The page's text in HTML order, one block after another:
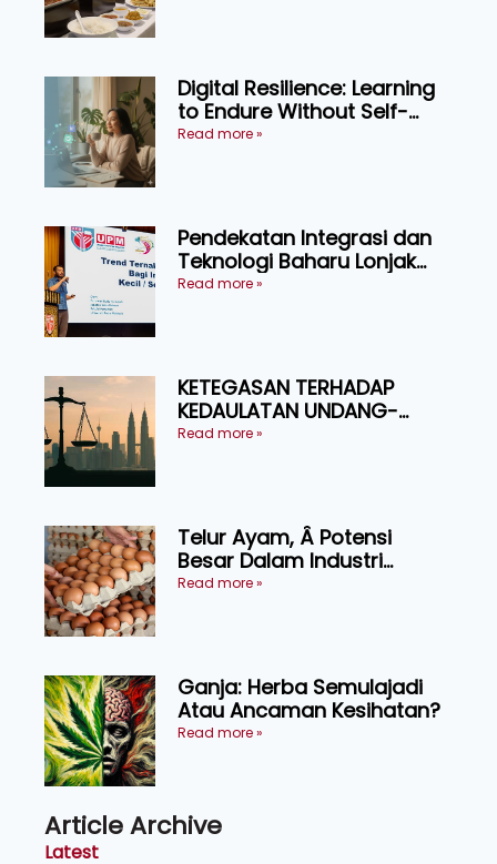
Digital Resilience: Learning
to Endure Without Self-
Pressure
Read more »
Pendekatan Integrasi dan
Teknologi Baharu Lonjak
Produktiviti Ternakan
Read more »
KETEGASAN TERHADAP
KEDAULATAN UNDANG-
UNDANG ASAS KEPADA
Read more »
Telur Ayam, Â Potensi
Besar Dalam Industri
Makanan, Kosmetik dan
Read more »
Ganja: Herba Semulajadi
Atau Ancaman Kesihatan?
Read more »
Article Archive
Latest